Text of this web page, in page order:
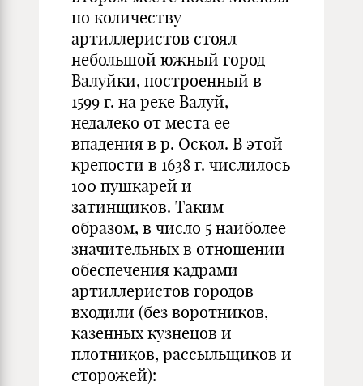
по количеству
артиллеристов стоял
небольшой южный город
Валуйки, построенный в
1599 г. на реке Валуй,
недалеко от места ее
впадения в р. Оскол. В этой
крепости в 1638 г. числилось
100 пушкарей и
затинщиков. Таким
образом, в число 5 наиболее
значительных в отношении
обеспечения кадрами
артиллеристов городов
входили (без воротников,
казенных кузнецов и
плотников, рассыльщиков и
сторожей):